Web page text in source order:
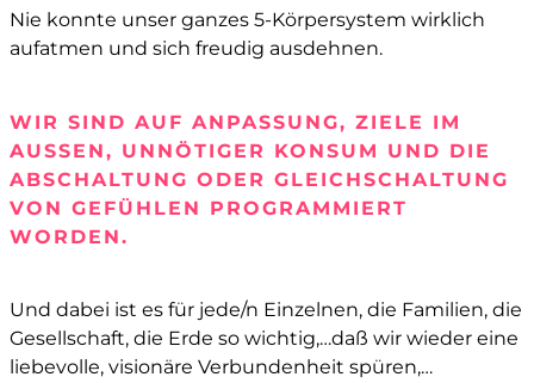
Nie konnte unser ganzes 5-Körpersystem wirklich
aufatmen und sich freudig ausdehnen.
WIR SIND AUF ANPASSUNG, ZIELE IM
AUSSEN, UNNÖTIGER KONSUM UND DIE A
BSCHALTUNG ODER GLEICHSCHALTUNG V
ON GEFÜHLEN PROGRAMMIERT W
ORDEN.
Und dabei ist es für jede/n Einzelnen, die Familien, die
Gesellschaft, die Erde so wichtig,…daß wir wieder eine
liebevolle, visionäre Verbundenheit spüren,…